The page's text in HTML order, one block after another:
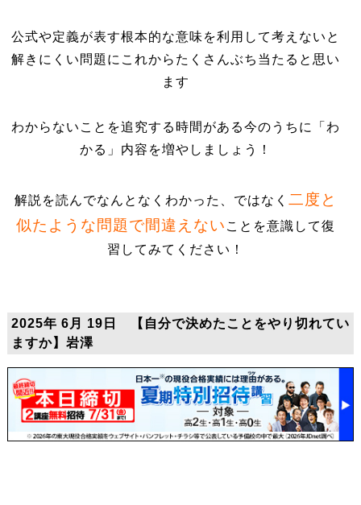
公式や定義が表す根本的な意味を利用して考えないと
解きにくい問題にこれからたくさんぶち当たると思い
ます
わからないことを追究する時間がある今のうちに「わ
かる」内容を増やしましょう！
解説を読んでなんとなくわかった、ではなく二度と
似たような問題で間違えない ことを意識して復
習してみてください！
2025年 6月 19日 【自分で決めたことをやり切れてい
ますか】岩澤